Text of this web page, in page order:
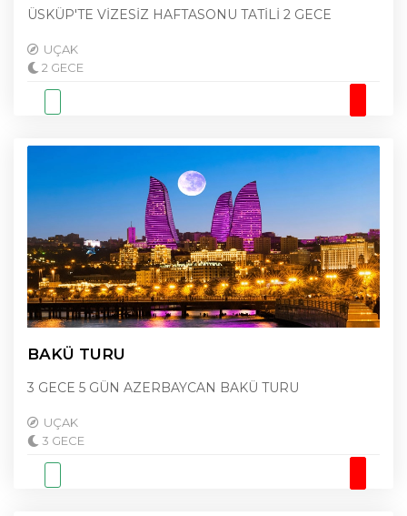
ÜSKÜP'TE VİZESİZ HAFTASONU TATİLİ 2 GECE
UÇAK
2 GECE
BAKÜ TURU
3 GECE 5 GÜN AZERBAYCAN BAKÜ TURU
UÇAK
3 GECE